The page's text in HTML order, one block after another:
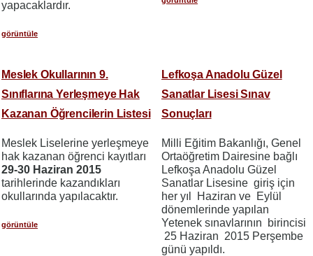
yapacaklardır.
görüntüle
Meslek Okullarının 9.
Sınıflarına Yerleşmeye Hak
Kazanan Öğrencilerin Listesi
Meslek Liselerine yerleşmeye
hak kazanan öğrenci kayıtları
29-30 Haziran 2015
tarihlerinde kazandıkları
okullarında yapılacaktır.
görüntüle
Lefkoşa Anadolu Güzel
Sanatlar Lisesi Sınav
Sonuçları
Milli Eğitim Bakanlığı, Genel
Ortaöğretim Dairesine bağlı
Lefkoşa Anadolu Güzel
Sanatlar Lisesine giriş için
her yıl Haziran ve Eylül
dönemlerinde yapılan
Yetenek sınavlarının birincisi
25 Haziran 2015 Perşembe
günü yapıldı.